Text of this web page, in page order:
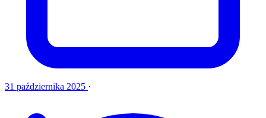
31 października 2025 ·